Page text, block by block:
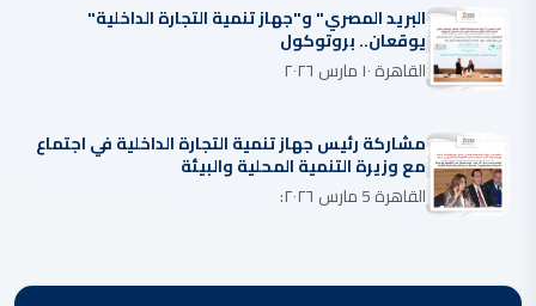
البريد المصري" و"جهاز تنمية التجارة الداخلية"
يوقعان.. بروتوكول
القاهرة ١٠ مارس ٢٠٢٦
مشاركة رئيس جهاز تنمية التجارة الداخلية في اجتماع
مع وزيرة التنمية المحلية والبيئة
القاهرة 5 مارس ٢٠٢٦: